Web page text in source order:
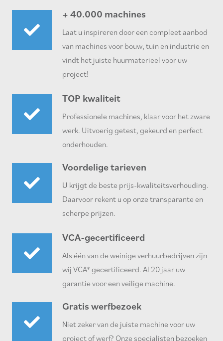
+ 40.000 machines
Laat u inspireren door een compleet aanbod
van machines voor bouw, tuin en industrie en
vindt het juiste huurmaterieel voor uw
project!
TOP kwaliteit
Professionele machines, klaar voor het zware
werk. Uitvoerig getest, gekeurd en perfect
onderhouden.
Voordelige tarieven
U krijgt de beste prijs-kwaliteitsverhouding.
Daarvoor rekent u op onze transparante en
scherpe prijzen.
VCA-gecertificeerd
Als één van de weinige verhuurbedrijven zijn
wij VCA* gecertificeerd. Al 20 jaar uw
garantie voor een veilige machine.
Gratis werfbezoek
Niet zeker van de juiste machine voor uw
project of werf? Onze specialisten bezoeken